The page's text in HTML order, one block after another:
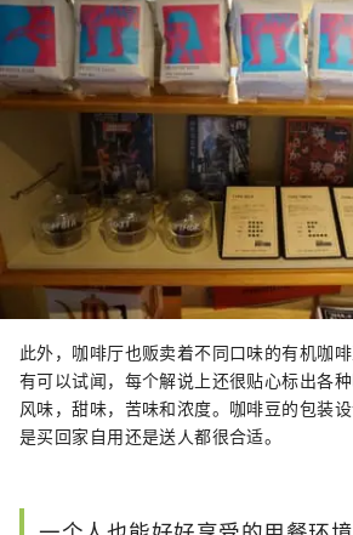
此外，咖啡厅也贩卖着不同口味的有机咖
有可以试闻，每个解说上还很贴心标出各
风味，甜味，苦味和浓度。咖啡豆的包装
是买回家自用还是送人都很合适。